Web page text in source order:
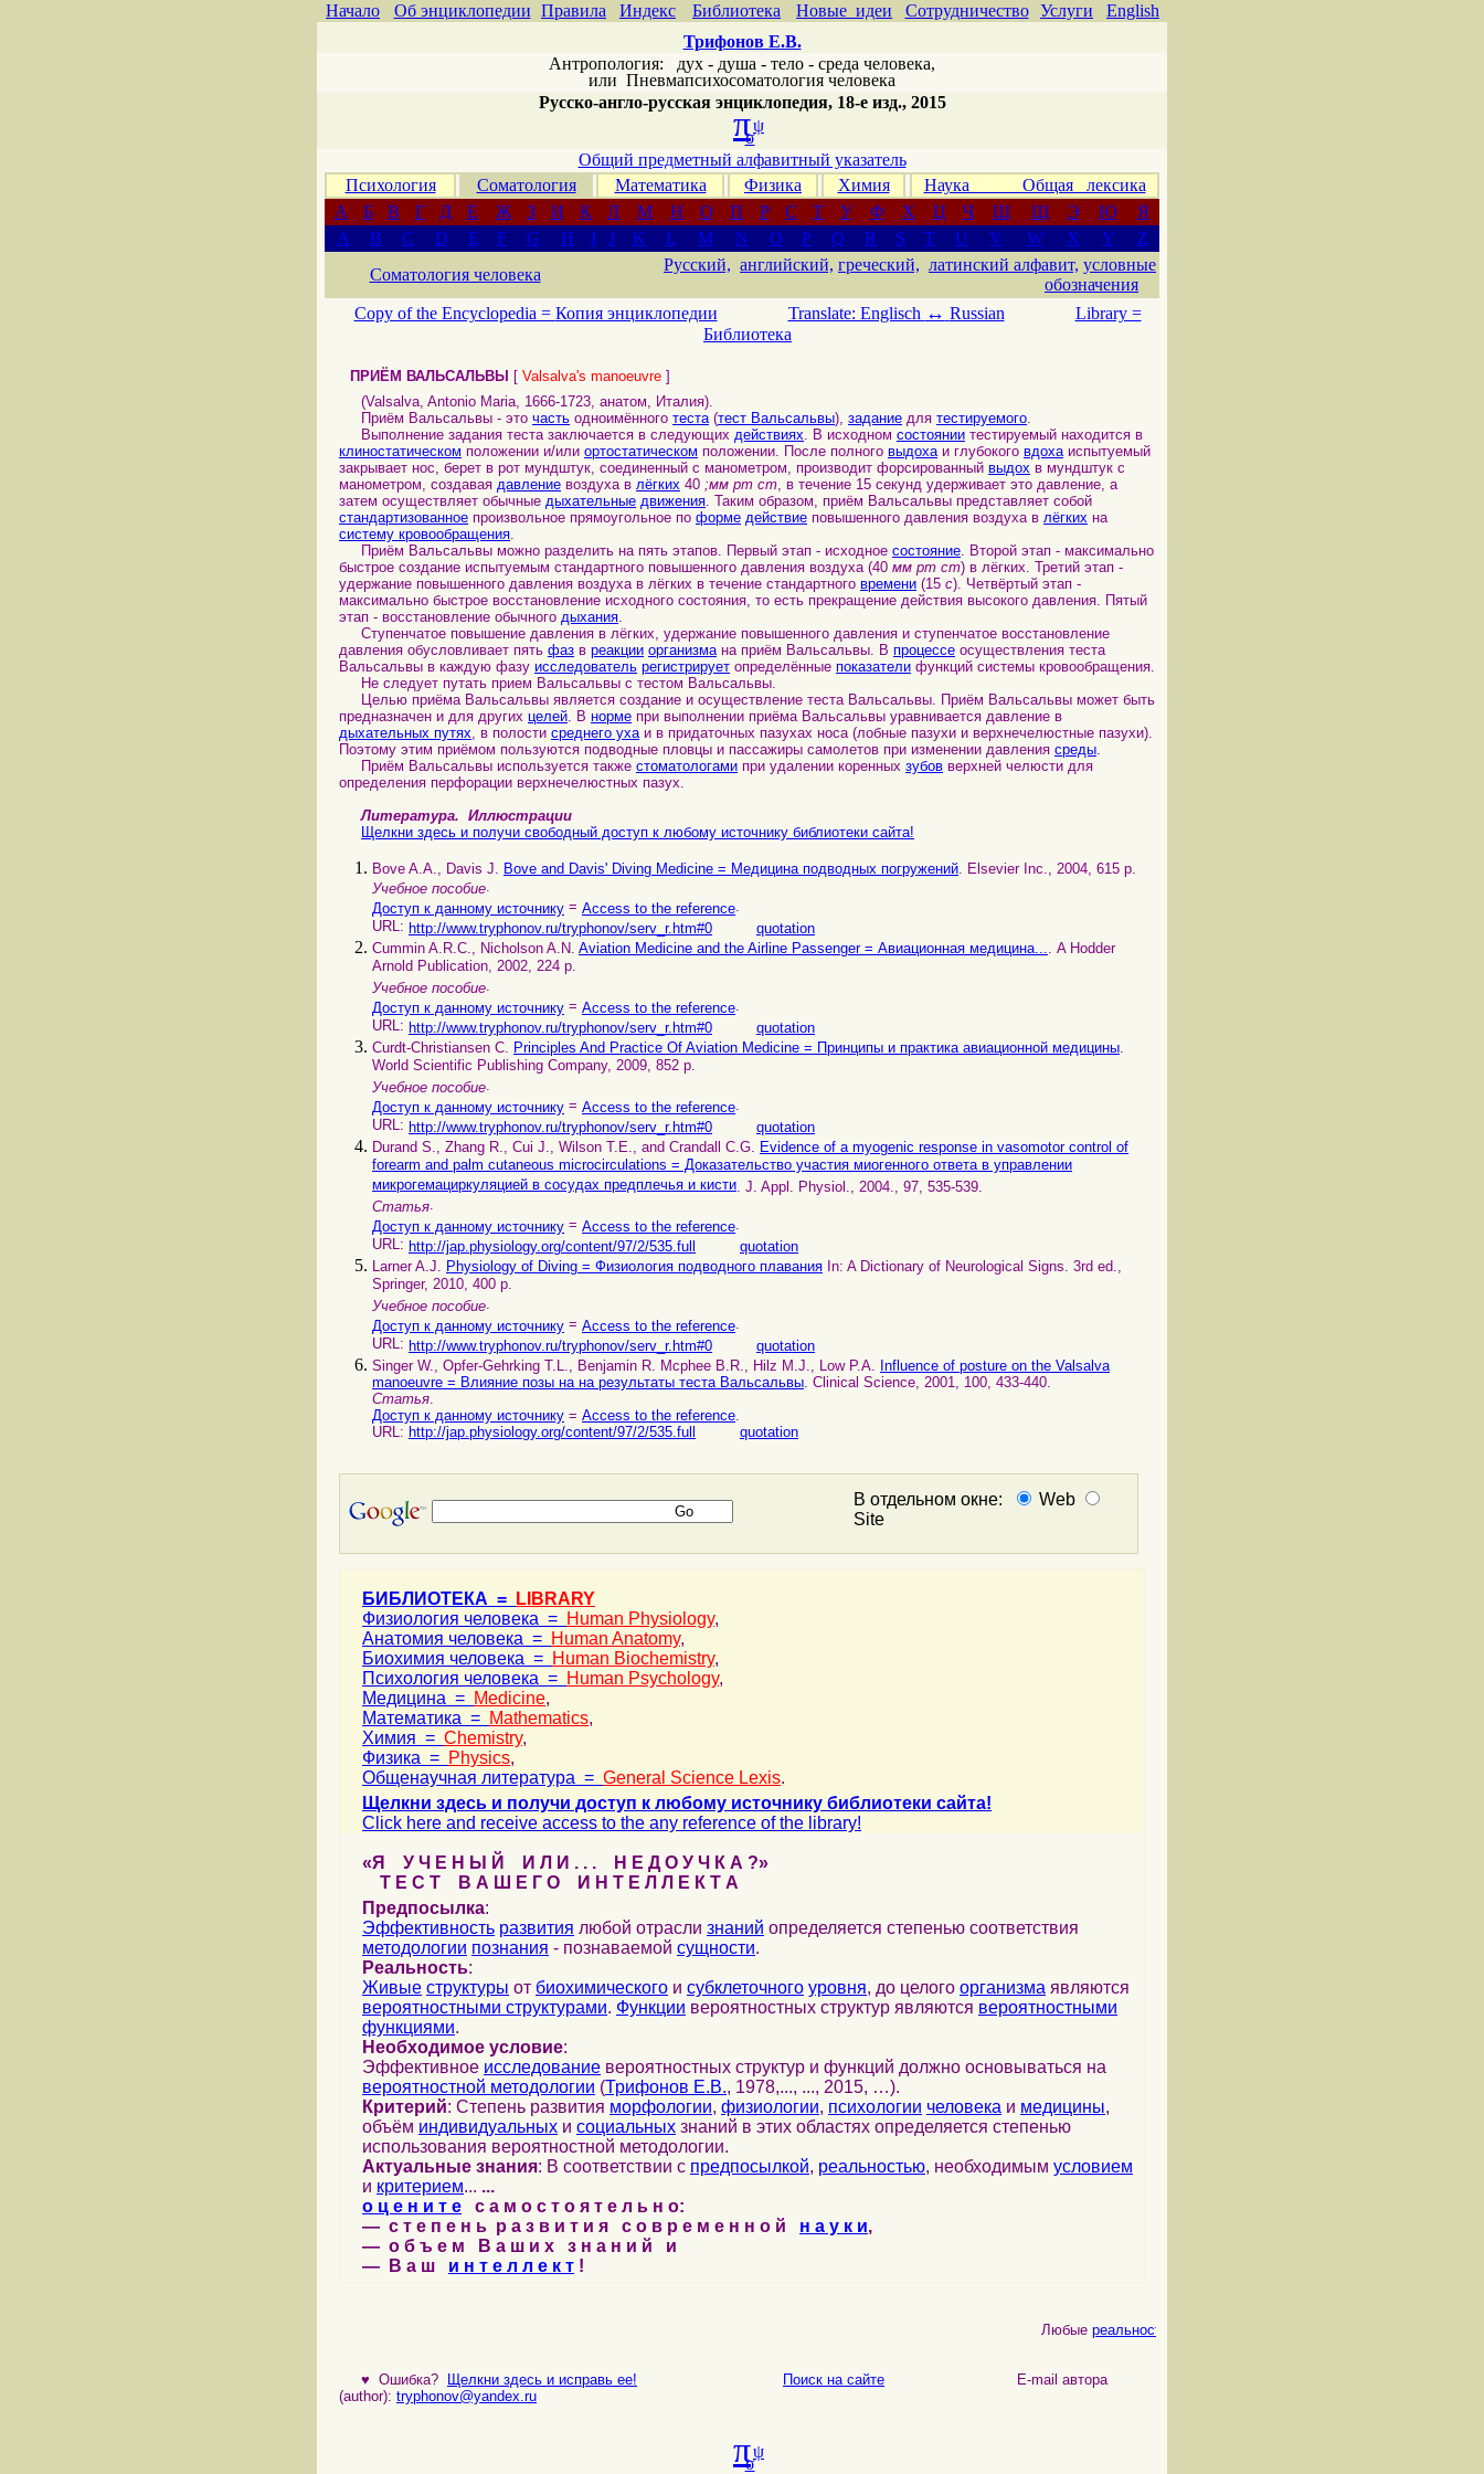
Начало Об энциклопедии Правила Индекс Библиотека Новые идеи Сотрудничество Услуги
English
Трифонов Е.В.
Антропология: дух - душа - тело - среда человека,
или Пневмапсихосоматология человека
Русско-англо-русская энциклопедия, 18-е изд., 2015
πψ
σ
Общий предметный алфавитный указатель
Психология
Соматология Математика Физика Химия
Наука Общая лексика
А
Б В Г Д Е Ж З И К Л М Н О П Р С Т У Ф Х Ц Ч Ш Щ Э Ю
Я
A
B C D E F G H I J K L M N O P Q R S T U V W X Y
Z
Соматология человека
Русский, английский, греческий, латинский алфавит, условные
обозначения
Copy of the Encyclopedia = Копия энциклопедии Translate: Englisch ↔ Russian
Library =
Библиотека
ПРИЁМ ВАЛЬСАЛЬВЫ [ Valsalva's manoeuvre ]
(Valsalva, Antonio Maria, 1666-1723, анатом, Италия).
Приём Вальсальвы - это часть одноимённого теста(тест Вальсальвы), задание для тестируемого.
Выполнение задания теста заключается в следующих действиях. В исходном состоянии тестируемый находится в
клиностатическом положении и/или ортостатическом положении. После полного выдохаи глубокого вдохаиспытуемый
закрывает нос, берет в рот мундштук, соединенный с манометром, производит форсированный выдох в мундштук с
манометром, создавая давление воздуха в лёгких 40 ;мм рт ст, в течение 15 секунд удерживает это давление, а
затем осуществляет обычные дыхательные движения. Таким образом, приём Вальсальвы представляет собой
стандартизованное произвольное прямоугольное по форме действие повышенного давления воздуха в лёгких на
систему кровообращения.
Приём Вальсальвы можно разделить на пять этапов. Первый этап - исходное состояние. Второй этап - максимально
быстрое создание испытуемым стандартного повышенного давления воздуха (40 мм рт ст) в лёгких. Третий этап -
удержание повышенного давления воздуха в лёгких в течение стандартного времени (15 с). Четвёртый этап -
максимально быстрое восстановление исходного состояния, то есть прекращение действия высокого давления. Пятый
этап - восстановление обычного дыхания.
Ступенчатое повышение давления в лёгких, удержание повышенного давления и ступенчатое восстановление
давления обусловливает пять фаз в реакции организмана приём Вальсальвы. В процессе осуществления теста
Вальсальвы в каждую фазу исследователь регистрирует определённые показатели функций системы кровообращения.
Не следует путать прием Вальсальвы с тестом Вальсальвы.
Целью приёма Вальсальвы является создание и осуществление теста Вальсальвы. Приём Вальсальвы может быть
предназначен и для других целей. В норме при выполнении приёма Вальсальвы уравнивается давление в
дыхательных путях, в полости среднего ухаи в придаточных пазухах носа (лобные пазухи и верхнечелюстные пазухи).
Поэтому этим приёмом пользуются подводные пловцы и пассажиры самолетов при изменении давления среды.
Приём Вальсальвы используется также стоматологами при удалении коренных зубов верхней челюсти для
определения перфорации верхнечелюстных пазух.
Литература. Иллюстрации
Щелкни здесь и получи свободный доступ к любому источнику библиотеки сайта!
Bove A.A., Davis J. Bove and Davis' Diving Medicine = Медицина подводных погружений. Elsevier Inc., 2004, 615 p.
Учебное пособие.
Доступ к данному источнику = Access to the reference.
URL: http://www.tryphonov.ru/tryphonov/serv_r.htm#0
quotation
Cummin A.R.С., Nicholson A.N. Aviation Medicine and the Airline Passenger = Авиационная медицина.... A Hodder
Arnold Publication, 2002, 224 p.
Учебное пособие.
Доступ к данному источнику = Access to the reference.
URL: http://www.tryphonov.ru/tryphonov/serv_r.htm#0
quotation
Curdt-Сhristiansen С. Principles And Practice Of Aviation Medicine = Принципы и практика авиационной медицины.
World Scientific Publishing Company, 2009, 852 p.
Учебное пособие.
Доступ к данному источнику = Access to the reference.
URL: http://www.tryphonov.ru/tryphonov/serv_r.htm#0
quotation
Durand S., Zhang R., Cui J., Wilson T.E., and Crandall C.G. Evidence of a myogenic response in vasomotor control of
forearm and palm cutaneous microcirculations = Доказательство участия миогенного ответа в управлении
микрогемациркуляцией в сосудах предплечья и кисти. J. Appl. Physiol., 2004., 97, 535-539.
Статья.
Доступ к данному источнику = Access to the reference.
URL: http://jap.physiology.org/content/97/2/535.full
quotation
Larner A.J. Physiology of Diving = Физиология подводного плавания In: A Dictionary of Neurological Signs. 3rd ed.,
Springer, 2010, 400 p.
Учебное пособие.
Доступ к данному источнику = Access to the reference.
URL: http://www.tryphonov.ru/tryphonov/serv_r.htm#0
quotation
Singer W., Opfer-Gehrking T.L., Benjamin R. Mcphee B.R., Hilz M.J., Low P.A. Influence of posture on the Valsalva
manoeuvre = Влияние позы на на результаты теста Вальсальвы. Clinical Science, 2001, 100, 433-440.
Статья.
Доступ к данному источнику = Access to the reference.
URL: http://jap.physiology.org/content/97/2/535.full quotation
В отдельном окне:
Web
Site
БИБЛИОТЕКА =
LIBRARY
Физиология человека = Human Physiology,
Анатомия человека = Human Anatomy,
Биохимия человека = Human Biochemistry,
Психология человека = Human Psychology,
Медицина = Medicine,
Математика = Mathematics,
Химия = Chemistry,
Физика = Physics,
Общенаучная литература = General Science Lexis.
Щелкни здесь и получи доступ к любому источнику библиотеки сайта!
Click here and receive access to the any reference of the library!
«Я У Ч Е Н Ы Й И Л И . . . Н Е Д О У Ч К А ?»
Т Е С Т В А Ш Е Г О И Н Т Е Л Л Е К Т А
Предпосылка:
Эффективность развития любой отрасли знаний определяется степенью соответствия
методологии познания - познаваемой сущности.
Реальность:
Живые структуры от биохимического и субклеточного уровня, до целого организма являются
вероятностными структурами. Функции вероятностных структур являются вероятностными
функциями.
Необходимое условие:
Эффективное исследование вероятностных структур и функций должно основываться на
вероятностной методологии (Трифонов Е.В., 1978,..., ..., 2015, …).
Критерий: Степень развития морфологии, физиологии, психологии человека и медицины,
объём индивидуальных и социальных знаний в этих областях определяется степенью
использования вероятностной методологии.
Актуальные знания: В соответствии с предпосылкой, реальностью, необходимым условием
и критерием... ...
о ц е н и т е с а м о с т о я т е л ь н о:
— с т е п е н ь р а з в и т и я с о в р е м е н н о й н а у к и,
— о б ъ е м В а ш и х з н а н и й и
— В а ш и н т е л л е к т !
Любыереальности
♥ Ошибка? Щелкни здесь и исправь ее! Поиск на сайте E-mail автора
(author): tryphonov@yandex.ru
πψ
σ